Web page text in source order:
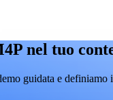
nel tuo
guidata e definiamo